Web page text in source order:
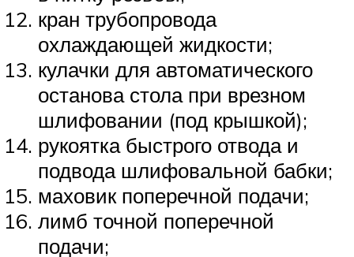
кран трубопровода
охлаждающей жидкости;
кулачки для автоматического
останова стола при врезном
шлифовании (под крышкой);
рукоятка быстрого отвода и
подвода шлифовальной бабки;
маховик поперечной подачи;
лимб точной поперечной
подачи;